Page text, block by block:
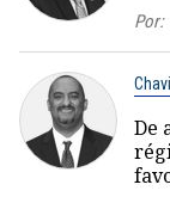
Por:
De